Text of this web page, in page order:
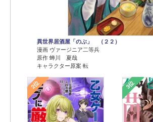
異世界居酒屋「のぶ」 （２２）
漫画 ヴァージニア二等兵
原作 蝉川 夏哉
キャラクター原案 転
2位 3位